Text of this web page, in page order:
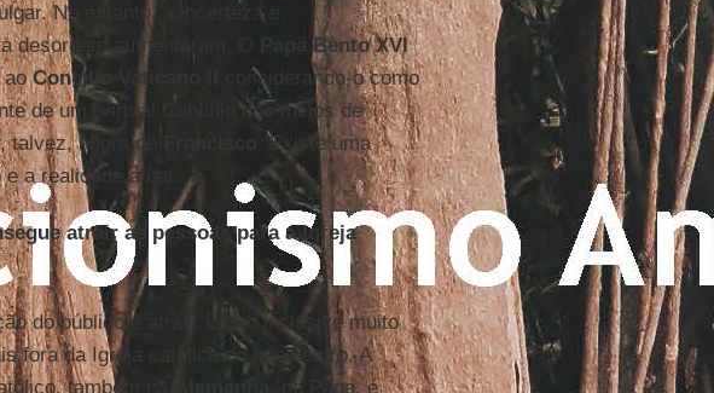
No entanto, a incerteza e,
desordem aumentaram. O
Papa Bento XVI
aoConcílio Vaticano II
considerando-o como
de um “virtual Concílio dos meios de
talvez, agora de
. Existe uma
a realidade atual.
atrair as pessoas para a Igreja
do público e atrair. E isto inclusive muito
fora da Igreja católica do que dentro. A
também na
, no Papa, é